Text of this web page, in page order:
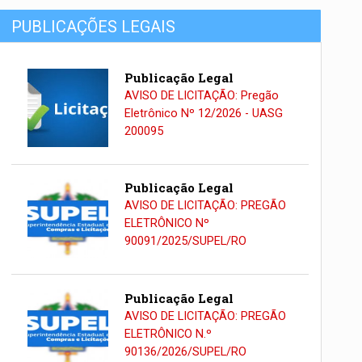
PUBLICAÇÕES LEGAIS
Publicação Legal
AVISO DE LICITAÇÃO: Pregão
Eletrônico Nº 12/2026 - UASG
200095
Publicação Legal
AVISO DE LICITAÇÃO: PREGÃO
ELETRÔNICO Nº
90091/2025/SUPEL/RO
Publicação Legal
AVISO DE LICITAÇÃO: PREGÃO
ELETRÔNICO N.º
90136/2026/SUPEL/RO